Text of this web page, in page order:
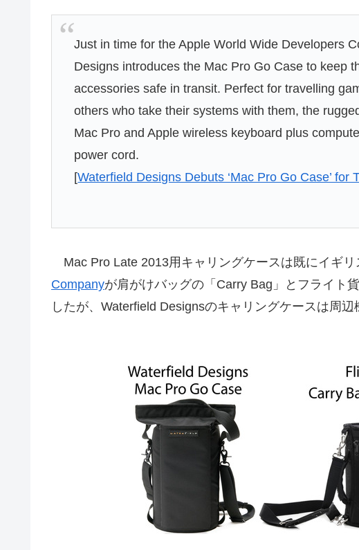
Just in time for the Apple World Wide Developers
Designs introduces the Mac Pro Go Case to keep
accessories safe in transit. Perfect for travelling
others who take their systems with them, the
Mac Pro and Apple wireless keyboard plus
power cord.
[Waterfield Designs Debuts ‘Mac Pro Go Case’ for
Mac Pro Late 2013用キャリングケースは既にイギ
Companyが肩がけバッグの「Carry Bag」とフライト
したが、Waterfield Designsのキャリングケースは周辺